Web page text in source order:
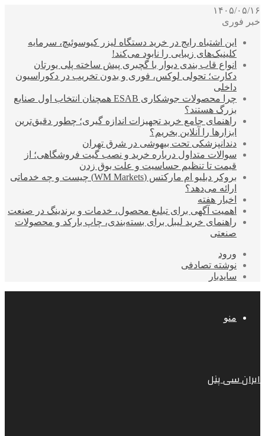
۱۴۰۵/۰۵/۱۶
خبر فوری
این اشتباه رایج در خرید دستگاه لیزر کیوسوئیچ، سرمایه
کلینیک‌های زیبایی را نابود می‌کند!
انواع قاب بندی دیوار با گچبری پیش ساخته پلی یورتان
دکارت؛ تحولی لوکس، فوری و بدون تخریب در دکوراسیون
داخلی
چرا محصولات جوشکاری ESAB همچنان انتخاب اول صنایع
بزرگ هستند؟
راهنمای جامع خرید تجهیزات اندازه گیری؛ چطور دقیق‌ترین
ابزارها را آنلاین بخریم؟
دندانپزشکی تحت بیهوشی در شرق تهران
سوالات متداول درباره خرید و نصب گیت فروشگاهی؛ از
قیمت تا تنظیم حساسیت و علت بوق زدن
بروکر دبلیو ام مارکتس (WM Markets) چیست و چه خدماتی
ارائه می‌دهد؟
اخبار هفته
اهمیت آگهی برای تبلیغ محصول، خدمات و برندینگ در صنعت
راهنمای خرید لیبل برای بسته‌بندی، چاپ بارکد و محصولات
صنعتی
ورود
نوشته تصادفی
سایدبار
منو
ایران سی پنل